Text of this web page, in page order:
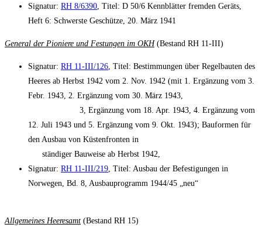
Signatur: RH 8/6390, Titel: D 50/6 Kennblätter fremden Geräts,
Heft 6: Schwerste Geschütze, 20. März 1941
General der Pioniere und Festungen im OKH(Bestand RH 11-III)
Signatur: RH 11-III/126, Titel: Bestimmungen über Regelbauten des
Heeres ab Herbst 1942 vom 2. Nov. 1942 (mit 1. Ergänzung vom 3.
Febr. 1943, 2. Ergänzung vom 30. März 1943,
3, Ergänzung vom 18. Apr. 1943, 4. Ergänzung vom
12. Juli 1943 und 5. Ergänzung vom 9. Okt. 1943); Bauformen für
den Ausbau von Küstenfronten in
ständiger Bauweise ab Herbst 1942,
Signatur: RH 11-III/219, Titel: Ausbau der Befestigungen in
Norwegen, Bd. 8, Ausbauprogramm 1944/45 „neu“
Allgemeines Heeresamt (Bestand RH 15)